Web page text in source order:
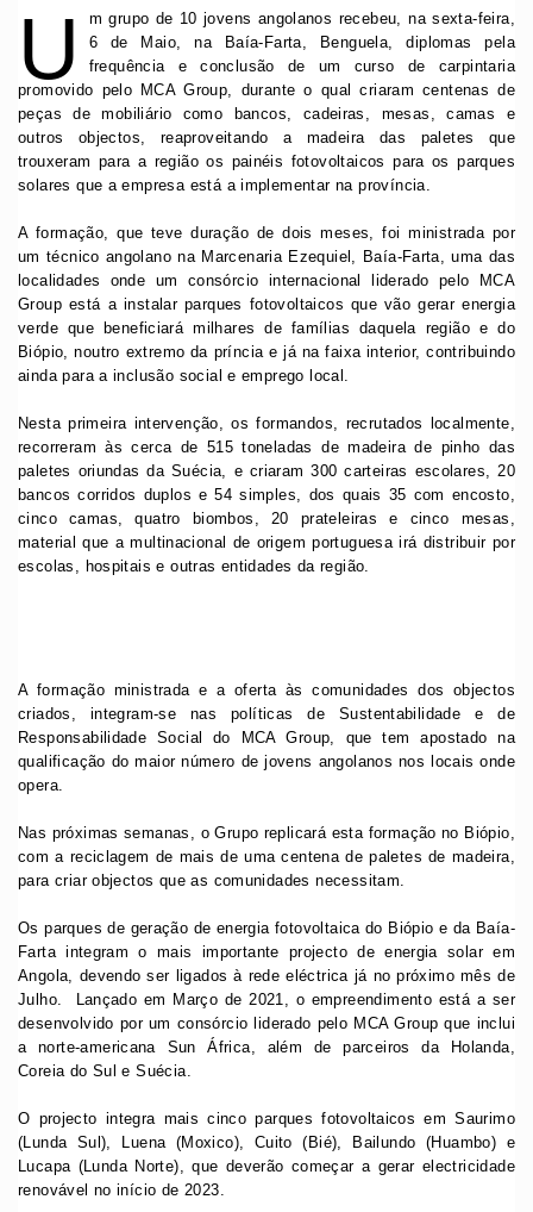
U
m grupo de 10 jovens angolanos recebeu, na sexta-feira,
6 de Maio, na Baía-Farta, Benguela, diplomas pela
frequência e conclusão de um curso de carpintaria
promovido pelo MCA Group, durante o qual criaram centenas de
peças de mobiliário como bancos, cadeiras, mesas, camas e
outros objectos, reaproveitando a madeira das paletes que
trouxeram para a região os painéis fotovoltaicos para os parques
solares que a empresa está a implementar na província.
A formação, que teve duração de dois meses, foi ministrada por
um técnico angolano na Marcenaria Ezequiel, Baía-Farta, uma das
localidades onde um consórcio internacional liderado pelo MCA
Group está a instalar parques fotovoltaicos que vão gerar energia
verde que beneficiará milhares de famílias daquela região e do
Biópio, noutro extremo da príncia e já na faixa interior, contribuindo
ainda para a inclusão social e emprego local.
Nesta primeira intervenção, os formandos, recrutados localmente,
recorreram às cerca de 515 toneladas de madeira de pinho das
paletes oriundas da Suécia, e criaram 300 carteiras escolares, 20
bancos corridos duplos e 54 simples, dos quais 35 com encosto,
cinco camas, quatro biombos, 20 prateleiras e cinco mesas,
material que a multinacional de origem portuguesa irá distribuir por
escolas, hospitais e outras entidades da região.
A formação ministrada e a oferta às comunidades dos objectos
criados, integram-se nas políticas de Sustentabilidade e de
Responsabilidade Social do MCA Group, que tem apostado na
qualificação do maior número de jovens angolanos nos locais onde
opera.
Nas próximas semanas, o Grupo replicará esta formação no Biópio,
com a reciclagem de mais de uma centena de paletes de madeira,
para criar objectos que as comunidades necessitam.
Os parques de geração de energia fotovoltaica do Biópio e da Baía-
Farta integram o mais importante projecto de energia solar em
Angola, devendo ser ligados à rede eléctrica já no próximo mês de
Julho. Lançado em Março de 2021, o empreendimento está a ser
desenvolvido por um consórcio liderado pelo MCA Group que inclui
a norte-americana Sun África, além de parceiros da Holanda,
Coreia do Sul e Suécia.
O projecto integra mais cinco parques fotovoltaicos em Saurimo
(Lunda Sul), Luena (Moxico), Cuito (Bié), Bailundo (Huambo) e
Lucapa (Lunda Norte), que deverão começar a gerar electricidade
renovável no início de 2023.